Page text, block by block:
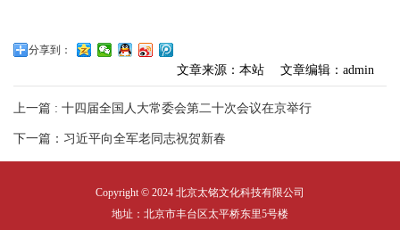
分享到：
文章来源：本站 文章编辑：admin
上一篇 : 十四届全国人大常委会第二十次会议在京举行
下一篇：习近平向全军老同志祝贺新春
Copyright © 2024 北京太铭文化科技有限公司
地址：北京市丰台区太平桥东里5号楼